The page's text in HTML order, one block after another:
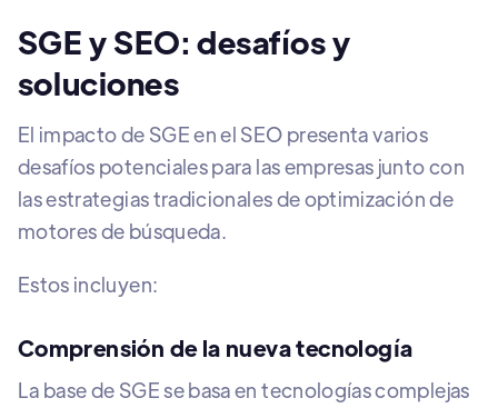
SGE y SEO: desafíos y
soluciones
El impacto de SGE en el SEO presenta varios
desafíos potenciales para las empresas junto con
las estrategias tradicionales de optimización de
motores de búsqueda.
Estos incluyen:
Comprensión de la nueva tecnología
La base de SGE se basa en tecnologías complejas